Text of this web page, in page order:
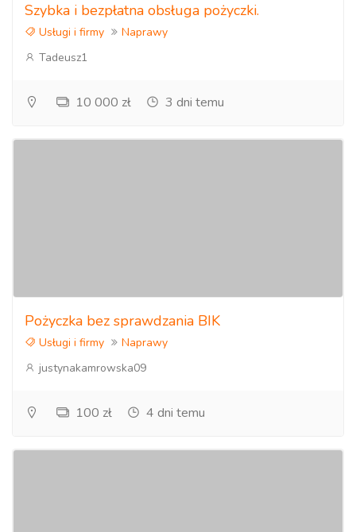
Szybka i bezpłatna obsługa pożyczki.
Usługi i firmy
Naprawy
Tadeusz1
10 000 zł 3 dni temu
Pożyczka bez sprawdzania BIK
Usługi i firmy
Naprawy
justynakamrowska09
100 zł 4 dni temu